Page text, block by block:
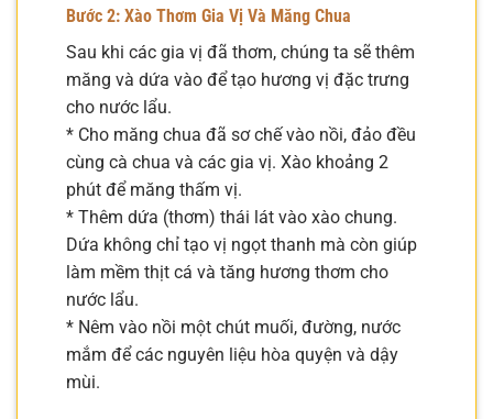
Bước 2: Xào Thơm Gia Vị Và Măng Chua
Sau khi các gia vị đã thơm, chúng ta sẽ thêm
măng và dứa vào để tạo hương vị đặc trưng
cho nước lẩu.
* Cho măng chua đã sơ chế vào nồi, đảo đều
cùng cà chua và các gia vị. Xào khoảng 2
phút để măng thấm vị.
* Thêm dứa (thơm) thái lát vào xào chung.
Dứa không chỉ tạo vị ngọt thanh mà còn giúp
làm mềm thịt cá và tăng hương thơm cho
nước lẩu.
* Nêm vào nồi một chút muối, đường, nước
mắm để các nguyên liệu hòa quyện và dậy
mùi.